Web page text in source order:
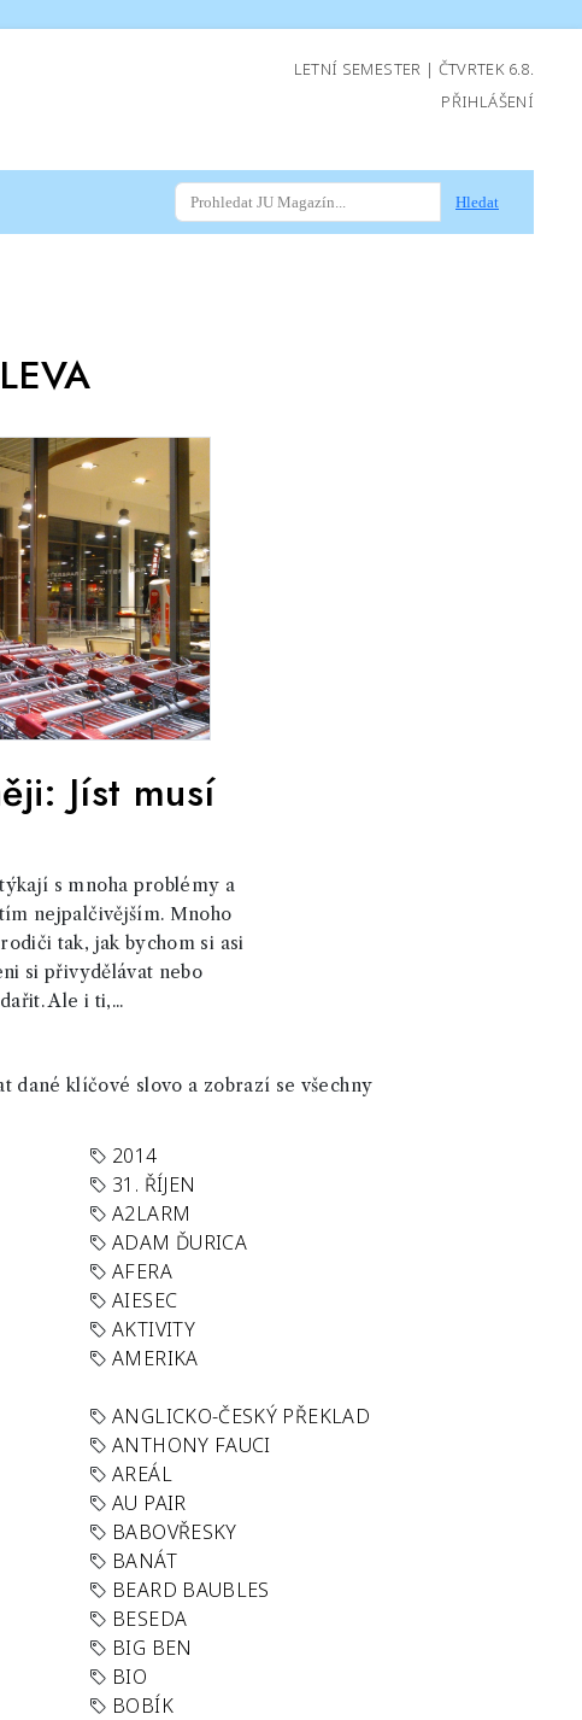
LETNÍ SEMESTER | ČTVRTEK 6.8.
PŘIHLÁŠENÍ
Hledat
Jíst musí
s mnoha problémy a
nejpalčivějším. Mnoho
tak, jak bychom si asi
si přivydělávat nebo
Ale i ti,...
dané klíčové slovo a zobrazí se všechny
2014
31. ŘÍJEN
A2LARM
ADAM ĎURICA
AFERA
AIESEC
AKTIVITY
AMERIKA
ANGLICKO-ČESKÝ PŘEKLAD
ANTHONY FAUCI
AREÁL
AU PAIR
BABOVŘESKY
BANÁT
BEARD BAUBLES
BESEDA
BIG BEN
BIO
BOBÍK